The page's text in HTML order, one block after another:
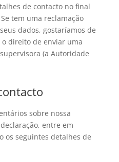
de contacto no final
tem uma reclamação
dados, gostaríamos de
direito de enviar uma
(a Autoridade
sobre nossa
entre em
os seguintes detalhes de